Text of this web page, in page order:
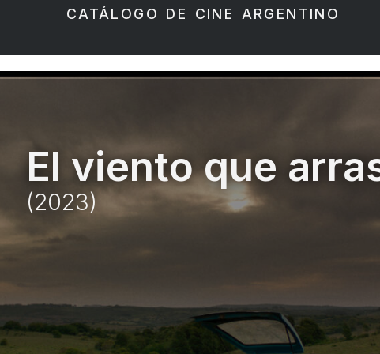
CATÁLOGO DE CINE ARGENTINO
El viento que
(2023)